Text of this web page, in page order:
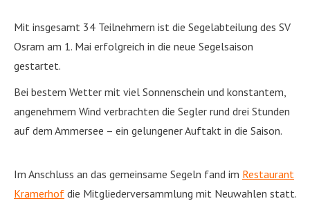
Mit insgesamt 34 Teilnehmern ist die Segelabteilung des SV
Osram am 1. Mai erfolgreich in die neue Segelsaison
gestartet.
Bei bestem Wetter mit viel Sonnenschein und konstantem,
angenehmem Wind verbrachten die Segler rund drei Stunden
auf dem Ammersee – ein gelungener Auftakt in die Saison.
Im Anschluss an das gemeinsame Segeln fand im Restaurant
Kramerhof die Mitgliederversammlung mit Neuwahlen statt.